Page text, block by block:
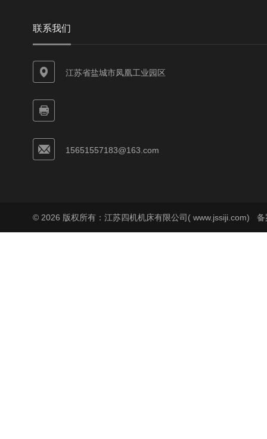
联系我们
江苏省盐城市凤凰工业园区
15651557183@163.com
© 2026 版权所有：江苏四机机床有限公司( www.jssiji.com) 备